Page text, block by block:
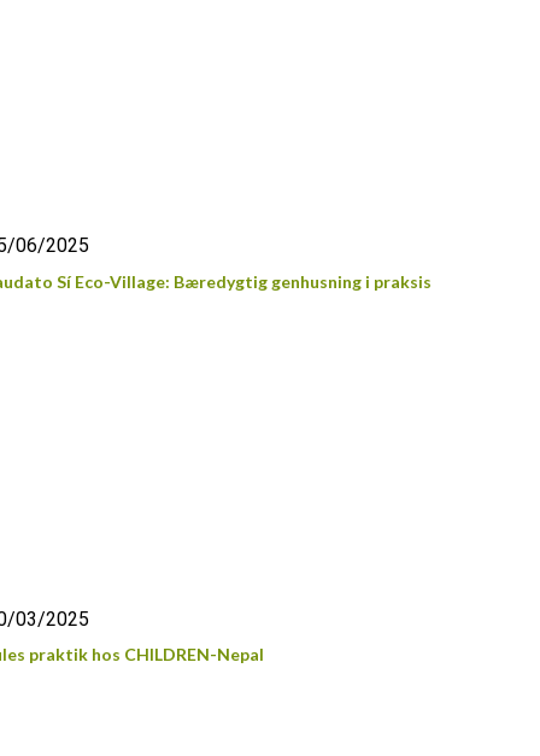
06/2025
Sí Eco-Village: Bæredygtig genhusning i praksis
03/2025
praktik hos CHILDREN-Nepal